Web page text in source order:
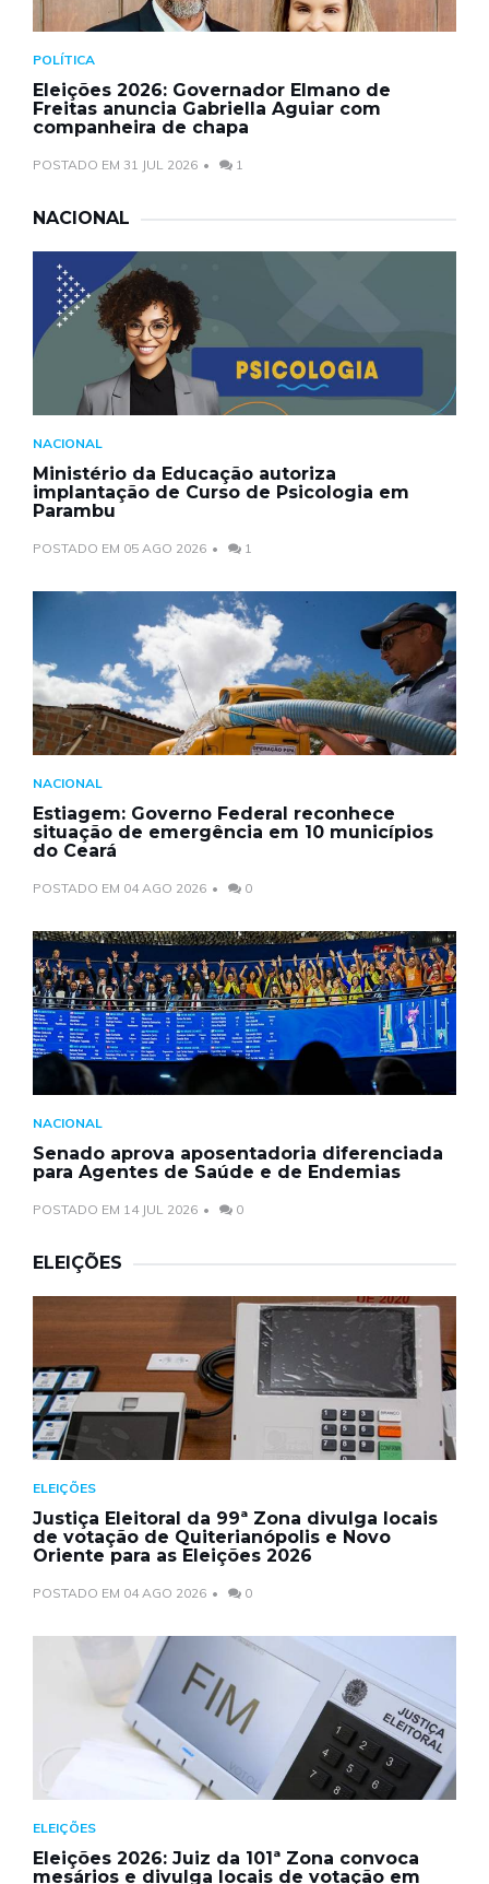
POLÍTICA
Eleições 2026: Governador Elmano de
Freitas anuncia Gabriella Aguiar com
companheira de chapa
POSTADO EM 31 JUL 2026 1
NACIONAL
NACIONAL
Ministério da Educação autoriza
implantação de Curso de Psicologia em
Parambu
POSTADO EM 05 AGO 2026 1
NACIONAL
Estiagem: Governo Federal reconhece
situação de emergência em 10 municípios
do Ceará
POSTADO EM 04 AGO 2026 0
NACIONAL
Senado aprova aposentadoria diferenciada
para Agentes de Saúde e de Endemias
POSTADO EM 14 JUL 2026 0
ELEIÇÕES
ELEIÇÕES
Justiça Eleitoral da 99ª Zona divulga locais
de votação de Quiterianópolis e Novo
Oriente para as Eleições 2026
POSTADO EM 04 AGO 2026 0
ELEIÇÕES
Eleições 2026: Juiz da 101ª Zona convoca
mesários e divulga locais de votação em